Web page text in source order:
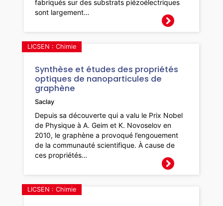
fabriqués sur des substrats piézoélectriques
sont largement…
Synthèse et études des propriétés
optiques de nanoparticules de
graphène
LICSEN : Chimie
Saclay
Depuis sa découverte qui a valu le Prix Nobel
de Physique à A. Geim et K. Novoselov en
2010, le graphène a provoqué l’engouement
de la communauté scientifique. À cause de
ces propriétés…
LICSEN : Chimie